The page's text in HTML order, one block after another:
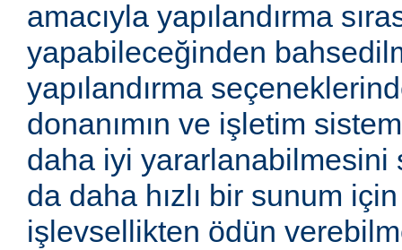
amacıyla yapılandırma
yapabileceğinden
yapılandırma
donanımın ve işletim
daha iyi yararlanabilmesini
da daha hızlı bir sunum
işlevsellikten ödün